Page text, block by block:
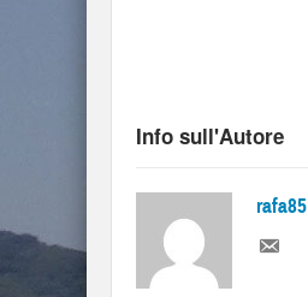
Info sull'Autore
rafa85